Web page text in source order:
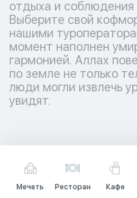
отдыха и
Выберите свой
нашими
момент наполнен
гармонией. Аллах
по земле не только
люди могли извлечь
увидят.
Мечеть Ресторан Кафе